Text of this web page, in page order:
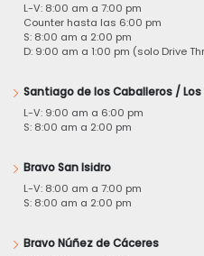
L-V: 8:00 am a 7:00 pm
Counter hasta las 6:00 pm
S: 8:00 am a 2:00 pm
D: 9:00 am a 1:00 pm (solo Drive
Santiago de los Caballeros /
L-V: 9:00 am a 6:00 pm
S: 8:00 am a 2:00 pm
Bravo San Isidro
L-V: 8:00 am a 7:00 pm
S: 8:00 am a 2:00 pm
Bravo Núñez de Cáceres